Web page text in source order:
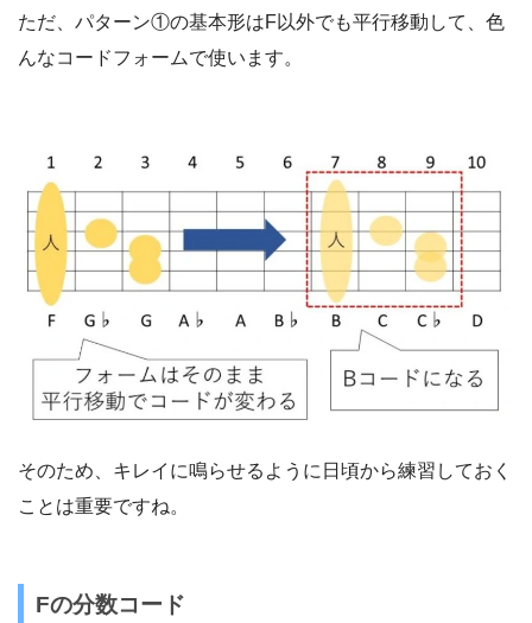
ただ、パターン①の基本形はF以外でも平行移動して、色
んなコードフォームで使います。
そのため、キレイに鳴らせるように日頃から練習しておく
ことは重要ですね。
Fの分数コード